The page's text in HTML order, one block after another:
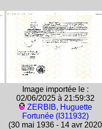
Image importée le :
02/06/2025 à 21:59:32
ZERBIB, Huguette
Fortunée (I311932)
(30 mai 1936 - 14 avr